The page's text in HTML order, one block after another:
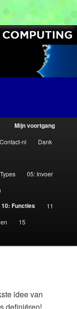
Coding Classes]
Mijn voortgang
Contact-nl
Dank
05: Invoer
10: Functies
11
15
idee van
Circles